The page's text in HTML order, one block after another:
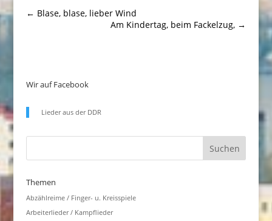
← Blase, blase, lieber Wind
Am Kindertag, beim Fackelzug, →
Wir auf Facebook
Lieder aus der DDR
Themen
Abzählreime / Finger- u. Kreisspiele
Arbeiterlieder / Kampflieder